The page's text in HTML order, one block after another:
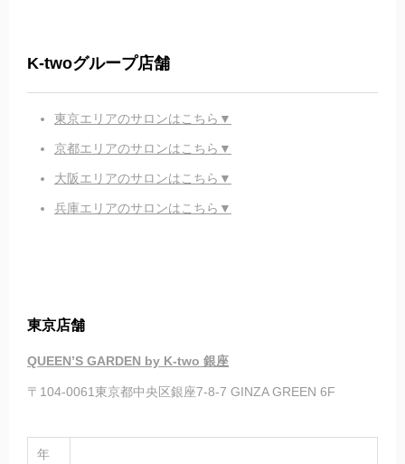
K-twoグループ店舗
東京エリアのサロンはこちら▼
京都エリアのサロンはこちら▼
大阪エリアのサロンはこちら▼
兵庫エリアのサロンはこちら▼
東京店舗
QUEEN’S GARDEN by K-two 銀座
〒104-0061東京都中央区銀座7-8-7 GINZA GREEN 6F
年